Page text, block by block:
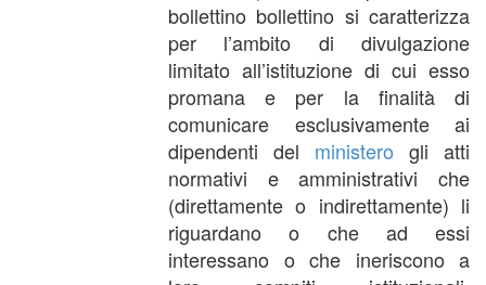
bollettino bollettino si caratterizza
per l’ambito di divulgazione
limitato all’istituzione di cui esso
promana e per la finalità di
comunicare esclusivamente ai
dipendenti del ministero gli atti
normativi e amministrativi che
(direttamente o indirettamente) li
riguardano o che ad essi
interessano o che ineriscono a